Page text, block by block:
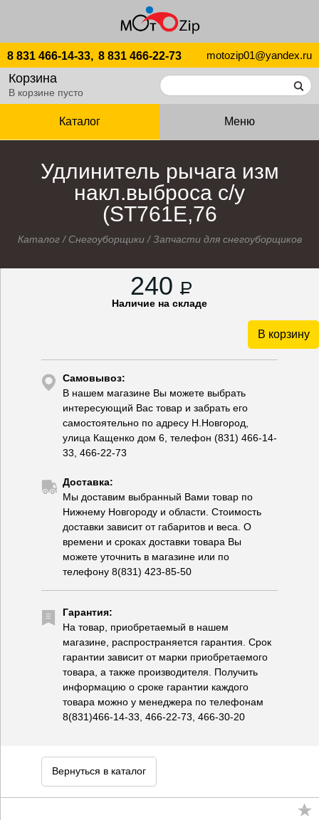
8 831 466-14-33, 8 831 466-22-73 motozip01@yandex.ru
Корзина
В корзине пусто
Каталог Меню
Удлинитель рычага изм
накл.выброса с/у
(ST761E,76
Каталог/ Снегоуборщики/Запчасти для снегоуборщиков
240 P
Наличие на складе
В корзину
Самовывоз:
В нашем магазине Вы можете выбрать
интересующий Вас товар и забрать его
самостоятельно по адресу Н.Новгород,
улица Кащенко дом 6, телефон (831) 466-14-
33, 466-22-73
Доставка:
Мы доставим выбранный Вами товар по
Нижнему Новгороду и области. Стоимость
доставки зависит от габаритов и веса. О
времени и сроках доставки товара Вы
можете уточнить в магазине или по
телефону 8(831) 423-85-50
Гарантия:
На товар, приобретаемый в нашем
магазине, распространяется гарантия. Срок
гарантии зависит от марки приобретаемого
товара, а также производителя. Получить
информацию о сроке гарантии каждого
товара можно у менеджера по телефонам
8(831)466-14-33, 466-22-73, 466-30-20
Вернуться в каталог